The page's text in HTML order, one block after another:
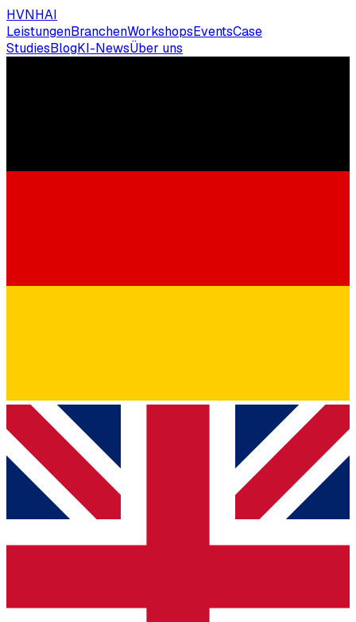
HVNHAI
LeistungenBranchenWorkshopsEventsCase
StudiesBlogKI-NewsÜber uns